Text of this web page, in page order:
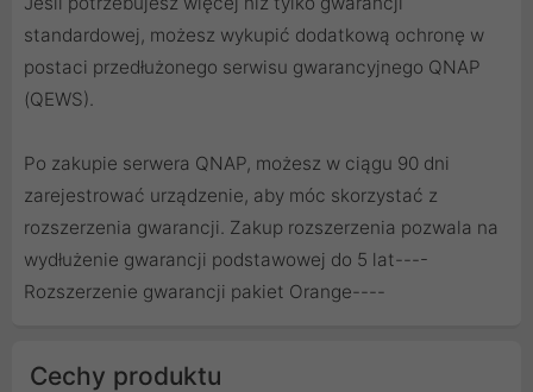
standardowej, możesz wykupić dodatkową ochronę w
postaci przedłużonego serwisu gwarancyjnego QNAP
(QEWS).
Po zakupie serwera QNAP, możesz w ciągu 90 dni
zarejestrować urządzenie, aby móc skorzystać z
rozszerzenia gwarancji. Zakup rozszerzenia pozwala na
wydłużenie gwarancji podstawowej do 5 lat----
Rozszerzenie gwarancji pakiet Orange----
Cechy produktu